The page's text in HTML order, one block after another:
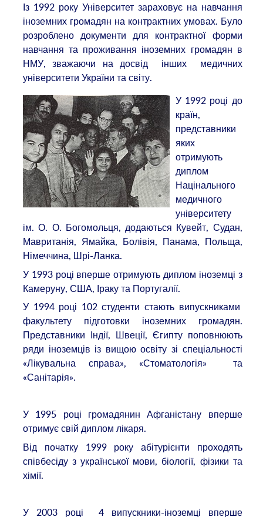
Із 1992 року Університет зараховує на навчання
іноземних громадян на контрактних умовах. Було
розроблено документи для контрактної форми
навчання та проживання іноземних громадян в
НМУ, зважаючи на досвід інших медичних
університети України та світу.
У 1992 році до
країн,
представники
яких
отримують
диплом
Націнального
медичного
університету
ім. О. О. Богомольця, додаються Кувейт, Судан,
Мавританія, Ямайка, Болівія, Панама, Польща,
Німеччина, Шрі-Ланка.
У 1993 році вперше отримують диплом іноземці з
Камеруну, США, Іраку та Португалії.
У 1994 році 102 студенти стають випускниками
факультету підготовки іноземних громадян.
Представники Індії, Швеції, Єгипту поповнюють
ряди іноземців із вищою освіту зі спеціальності
«Лікувальна справа», «Стоматологія» та
«Санітарія».
У 1995 році громадянин Афганістану вперше
отримує свій диплом лікаря.
Від початку 1999 року абітурієнти проходять
співбесіду з української мови, біології, фізики та
хімії.
У 2003 році 4 випускники-іноземці вперше